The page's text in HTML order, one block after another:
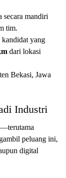
secara mandiri
tim.
yang
dari lokasi
Bekasi, Jawa
Industri
peluang ini,
digital